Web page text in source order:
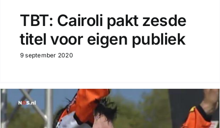
TBT: Cairoli pakt zesde
titel voor eigen publiek
9 september 2020